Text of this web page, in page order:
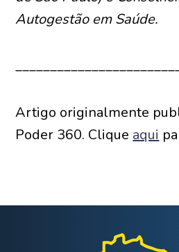
Autogestão em Saúde.
Artigo originalmente
Poder 360. Clique aqui